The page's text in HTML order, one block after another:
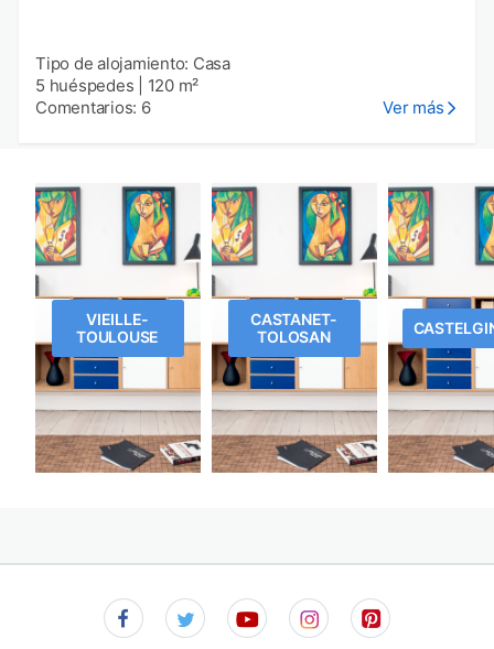
Tipo de alojamiento: Casa
5 huéspedes
120 m²
Comentarios: 6
Ver más
VIEILLE-
TOULOUSE
CASTANET-
TOLOSAN